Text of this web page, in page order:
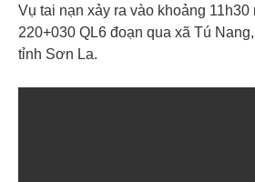
Vụ tai nạn xảy ra vào khoảng 11h30
220+030 QL6 đoạn qua xã Tú
tỉnh Sơn La.